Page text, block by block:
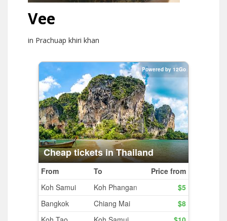
Vee
in Prachuap khiri khan